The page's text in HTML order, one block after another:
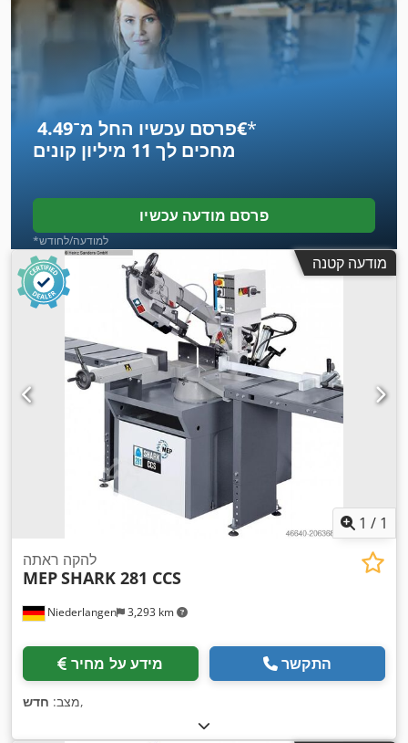
פרסם עכשיו החל מ־‏4.49 ‏€*
מחכים לך 11 מיליון קונים
פרסם מודעה עכשיו
*למודעה/לחודש
מודעה קטנה
1 / 1
Niederlangen 3,293 km
להקה ראתה
MEPSHARK 281 CCS
מידע על מחיר התקשר
מצב: חדש ,